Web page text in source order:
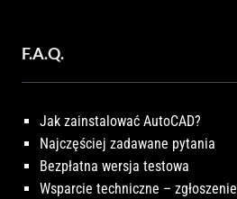
F.A.Q.
Jak zainstalować AutoCAD?
Najczęściej zadawane pytania
Bezpłatna wersja testowa
Wsparcie techniczne – zgłoszenie